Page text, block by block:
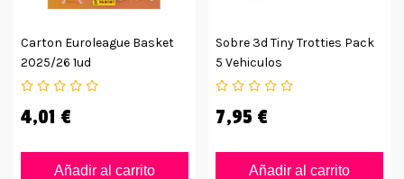
Carton Euroleague Basket
2025/26 1ud
4,01 €
Añadir al carrito
Sobre 3d Tiny Trotties Pack
5 Vehiculos
7,95 €
Añadir al carrito